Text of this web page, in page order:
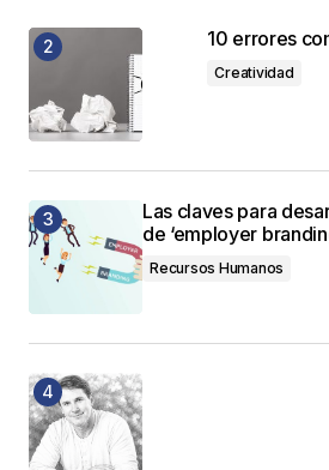
10 errores
Creatividad
Las claves para
de ‘employer
Recursos Humanos